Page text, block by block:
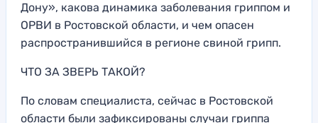
Дону», какова динамика заболевания гриппом и
ОРВИ в Ростовской области, и чем опасен
распространившийся в регионе свиной грипп.
ЧТО ЗА ЗВЕРЬ ТАКОЙ?
По словам специалиста, сейчас в Ростовской
области были зафиксированы случаи гриппа